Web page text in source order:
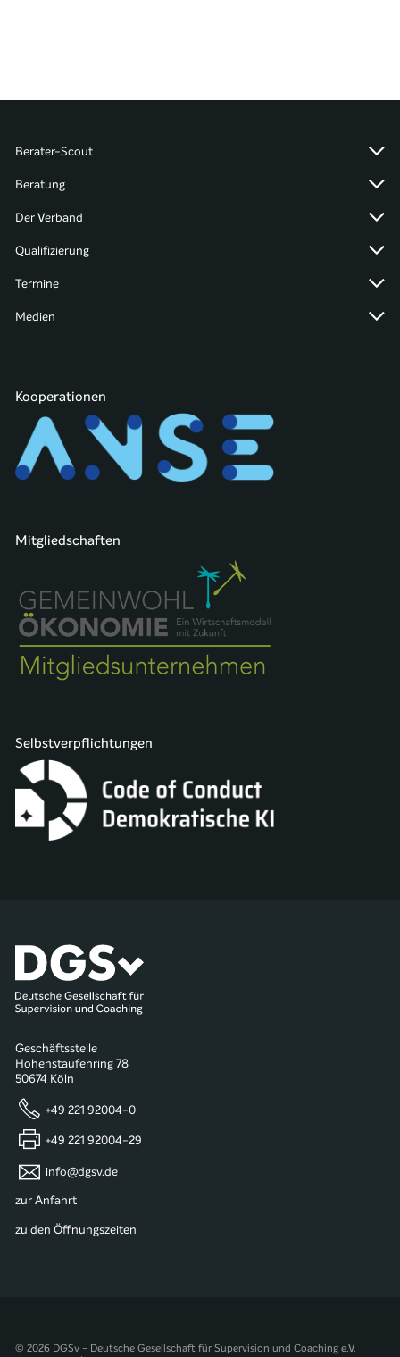
Berater-Scout
Beratung
Der Verband
Qualifizierung
Termine
Medien
Kooperationen
Mitgliedschaften
Selbstverpflichtungen
Geschäftsstelle
Hohenstaufenring 78
50674 Köln
+49 221 92004-0
+49 221 92004-29
info@dgsv.de
zur Anfahrt
zu den Öffnungszeiten
© 2026 DGSv - Deutsche Gesellschaft für Supervision und Coaching e.V.